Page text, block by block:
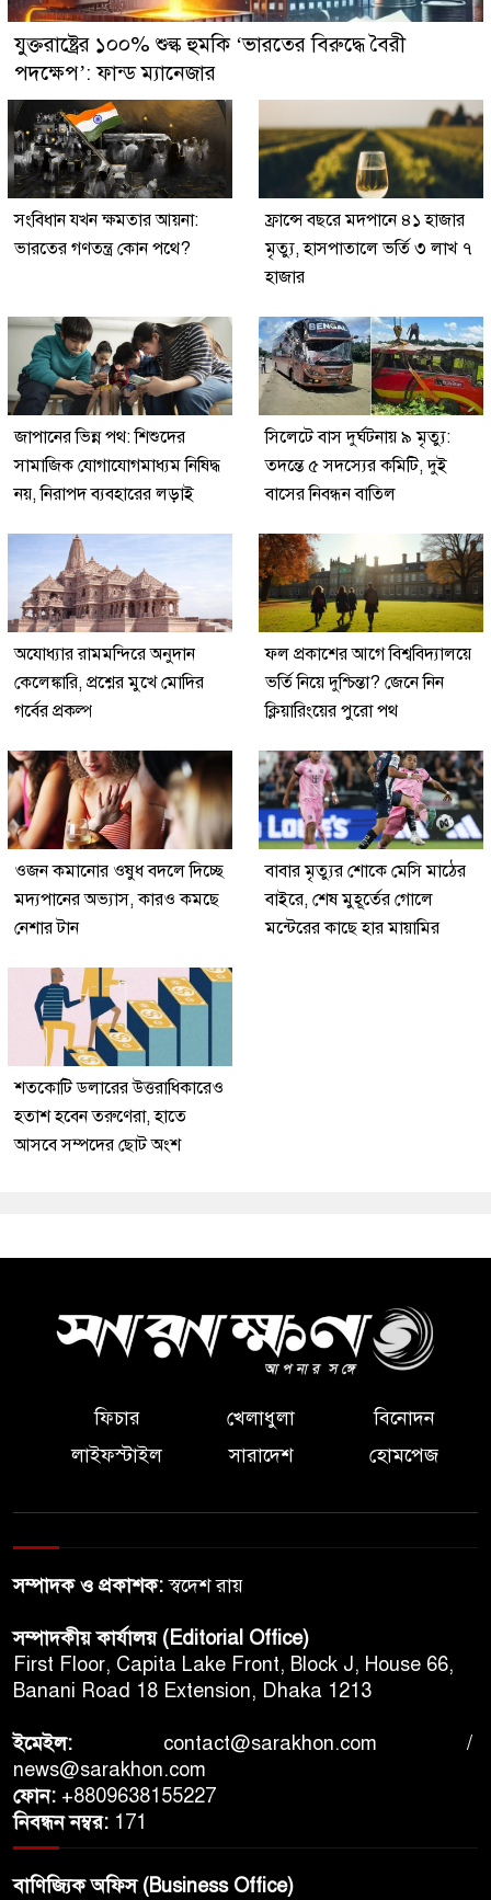
যুক্তরাষ্ট্রের ১০০% শুল্ক হুমকি ‘ভারতের বিরুদ্ধে বৈরী
পদক্ষেপ’: ফান্ড ম্যানেজার
সংবিধান যখন ক্ষমতার আয়না:
ভারতের গণতন্ত্র কোন পথে?
ফ্রান্সে বছরে মদপানে ৪১ হাজার
মৃত্যু, হাসপাতালে ভর্তি ৩ লাখ ৭
হাজার
জাপানের ভিন্ন পথ: শিশুদের
সামাজিক যোগাযোগমাধ্যম নিষিদ্ধ
নয়, নিরাপদ ব্যবহারের লড়াই
সিলেটে বাস দুর্ঘটনায় ৯ মৃত্যু:
তদন্তে ৫ সদস্যের কমিটি, দুই
বাসের নিবন্ধন বাতিল
অযোধ্যার রামমন্দিরে অনুদান
কেলেঙ্কারি, প্রশ্নের মুখে মোদির
গর্বের প্রকল্প
ফল প্রকাশের আগে বিশ্ববিদ্যালয়ে
ভর্তি নিয়ে দুশ্চিন্তা? জেনে নিন
ক্লিয়ারিংয়ের পুরো পথ
ওজন কমানোর ওষুধ বদলে দিচ্ছে
মদ্যপানের অভ্যাস, কারও কমছে
নেশার টান
বাবার মৃত্যুর শোকে মেসি মাঠের
বাইরে, শেষ মুহূর্তের গোলে
মন্টেরের কাছে হার মায়ামির
শতকোটি ডলারের উত্তরাধিকারেও
হতাশ হবেন তরুণেরা, হাতে
আসবে সম্পদের ছোট অংশ
ফিচার খেলাধুলা
বিনোদন
লাইফস্টাইল
সারাদেশ হোমপেজ
সম্পাদক ও প্রকাশক:স্বদেশ রায়
সম্পাদকীয় কার্যালয় (Editorial Office)
First Floor, Capita Lake Front, Block J, House 66,
Banani Road 18 Extension, Dhaka 1213
ইমেইল: contact@sarakhon.com /
news@sarakhon.com
ফোন: +8809638155227
নিবন্ধন নম্বর: 171
বাণিজ্যিক অফিস (Business Office)